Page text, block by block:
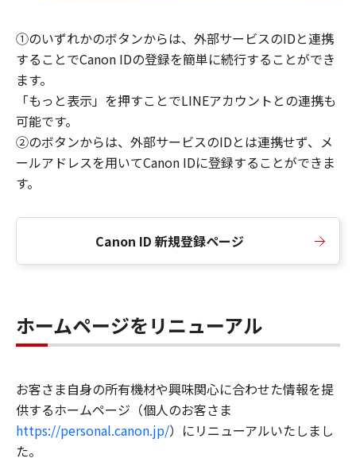
①のいずれかのボタンからは、外部サービスのIDと連携
することでCanon IDの登録を簡単に続行することができ
ます。
「もっと表示」を押すことでLINEアカウントとの連携も
可能です。
②のボタンからは、外部サービスのIDとは連携せず、メ
ールアドレスを用いてCanon IDに登録することができま
す。
Canon ID 新規登録ページ
ホームページをリニューアル
お客さま自身の所有機材や興味関心に合わせた情報を提
供するホームページ（個人のお客さま
https://personal.canon.jp/）にリニューアルいたしまし
た。